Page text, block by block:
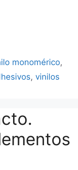
monomérico,
, vinilos